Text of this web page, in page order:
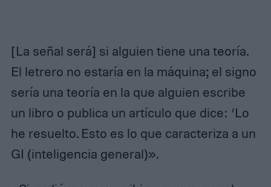
[La señal será] si alguien tiene una teoría.
El letrero no estaría en la máquina; el signo
sería una teoría en la que alguien escribe
un libro o publica un artículo que dice: ‘Lo
he resuelto. Esto es lo que caracteriza a un
GI (inteligencia general)».